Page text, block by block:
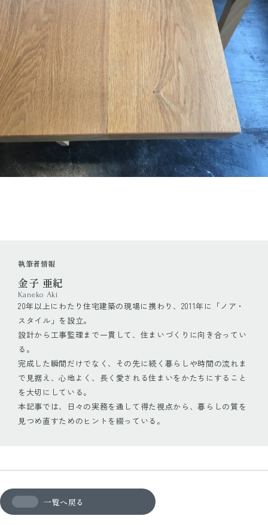
執筆者情報
金子 亜紀
Kaneko Aki
20年以上にわたり住宅建築の現場に携わり、2011年に「ノア・
スタイル」を設立。
設計から工事監理まで一貫して、住まいづくりに向き合ってい
る。
完成した瞬間だけでなく、その先に続く暮らしや時間の流れま
で見据え、心地よく、長く愛される住まいをかたちにすること
を大切にしている。
本記事では、日々の実務を通して得た視点から、暮らしの質を
見つめ直すためのヒントを綴っている。
一覧へ戻る